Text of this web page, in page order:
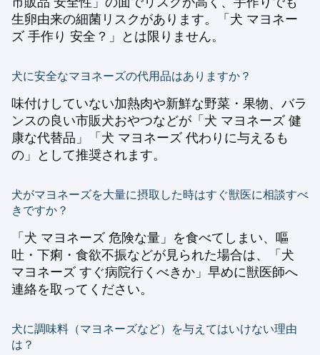
生卵由来の細菌リスクがあります。「犬 マヨネー
ズ 手作り 安全？」とは限りません。
犬に安全なマヨネーズの代用品はありますか？
味付けしていない加熱肉や新鮮な野菜・果物、バラ
ンスの良い市販犬おやつなどが「犬 マヨネーズ 健
康な代替品」「犬 マヨネーズ 代わりに与えるも
の」として推奨されます。
犬がマヨネーズを大量に摂取した時はすぐ獣医に相談すべ
きですか？
「犬 マヨネーズ 危険な量」を食べてしまい、嘔
吐・下痢・食欲不振などが見られた場合は、「犬
マヨネーズ すぐ病院行くべきか」早めに獣医師へ
連絡を取ってください。
犬に調味料（マヨネーズなど）を与えてはいけない理由
は？